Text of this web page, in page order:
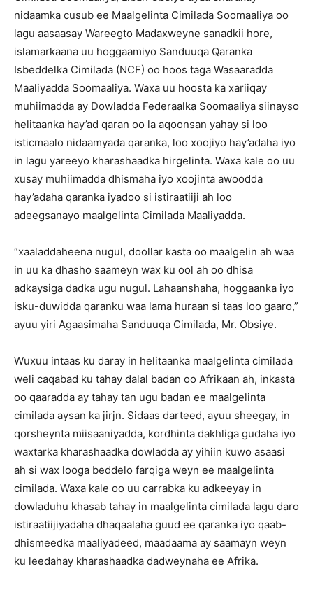
nidaamka cusub ee Maalgelinta Cimilada Soomaaliya oo
lagu aasaasay Wareegto Madaxweyne sanadkii hore,
islamarkaana uu hoggaamiyo Sanduuqa Qaranka
Isbeddelka Cimilada (NCF) oo hoos taga Wasaaradda
Maaliyadda Soomaaliya. Waxa uu hoosta ka xariiqay
muhiimadda ay Dowladda Federaalka Soomaaliya siinayso
helitaanka hay’ad qaran oo la aqoonsan yahay si loo
isticmaalo nidaamyada qaranka, loo xoojiyo hay’adaha iyo
in lagu yareeyo kharashaadka hirgelinta. Waxa kale oo uu
xusay muhiimadda dhismaha iyo xoojinta awoodda
hay’adaha qaranka iyadoo si istiraatiiji ah loo
adeegsanayo maalgelinta Cimilada Maaliyadda.
“xaaladdaheena nugul, doollar kasta oo maalgelin ah waa
in uu ka dhasho saameyn wax ku ool ah oo dhisa
adkaysiga dadka ugu nugul. Lahaanshaha, hoggaanka iyo
isku-duwidda qaranku waa lama huraan si taas loo gaaro,”
ayuu yiri Agaasimaha Sanduuqa Cimilada, Mr. Obsiye.
Wuxuu intaas ku daray in helitaanka maalgelinta cimilada
weli caqabad ku tahay dalal badan oo Afrikaan ah, inkasta
oo qaaradda ay tahay tan ugu badan ee maalgelinta
cimilada aysan ka jirjn. Sidaas darteed, ayuu sheegay, in
qorsheynta miisaaniyadda, kordhinta dakhliga gudaha iyo
waxtarka kharashaadka dowladda ay yihiin kuwo asaasi
ah si wax looga beddelo farqiga weyn ee maalgelinta
cimilada. Waxa kale oo uu carrabka ku adkeeyay in
dowladuhu khasab tahay in maalgelinta cimilada lagu daro
istiraatiijiyadaha dhaqaalaha guud ee qaranka iyo qaab-
dhismeedka maaliyadeed, maadaama ay saamayn weyn
ku leedahay kharashaadka dadweynaha ee Afrika.